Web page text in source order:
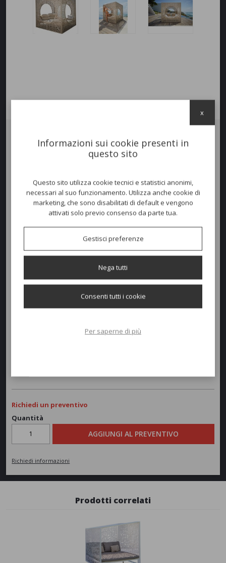
Divano CUBE.
intreccioviene realizzatoin fibra sintetica, ovvero con fibre di
polietilenead alta densitàprogettato appositamente per gli arredi
da esterno. Questa fibra offrealta resistenza ai raggi UV,
resistenza all'acqua e alletemperature esterne, è forte e durevole
Intreccio colore Seashell Flat, spessore fettuccia 10mm.
Cuscineria in tessuto acrilicoSunbrella.
Dimensioni e peso
Richiedi un preventivo
Quantità
AGGIUNGI AL PREVENTIVO
Richiedi informazioni
Prodotti correlati
Informazioni sui cookie presenti in
questo sito
Questo sito utilizza cookie tecnici e statistici anonimi,
necessari al suo funzionamento. Utilizza anche cookie di
marketing, che sono disabilitati di default e vengono
attivati solo previo consenso da parte tua.
Gestisci preferenze
Nega tutti
Consenti tutti i cookie
Per saperne di più
x